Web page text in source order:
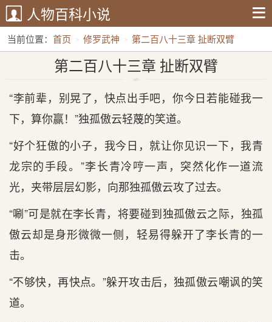
人物百科小说
当前位置： 首页 修罗武神 第二百八十三章 扯断双臂
第二百八十三章 扯断双臂
“李前辈，别晃了，快点出手吧，你今日若能碰我一
下，算你赢！”独孤傲云轻蔑的笑道。
“好个狂傲的小子，我今日，就让你见识一下，我青
龙宗的手段。”李长青冷哼一声，突然化作一道流
光，夹带层层幻影，向那独孤傲云攻了过去。
“唰”可是就在李长青，将要碰到独孤傲云之际，独孤
傲云却是身形微微一侧，轻易得躲开了李长青的一
击。
“不够快，再快点。”躲开攻击后，独孤傲云嘲讽的笑
道。